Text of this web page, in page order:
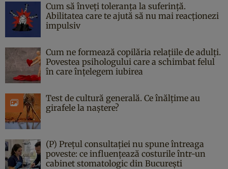
Cum să înveți toleranța la suferință.
Abilitatea care te ajută să nu mai reacționezi
impulsiv
Cum ne formează copilăria relațiile de adulți.
Povestea psihologului care a schimbat felul
în care înțelegem iubirea
Test de cultură generală. Ce înălțime au
girafele la naștere?
(P) Prețul consultației nu spune întreaga
poveste: ce influențează costurile într-un
cabinet stomatologic din București